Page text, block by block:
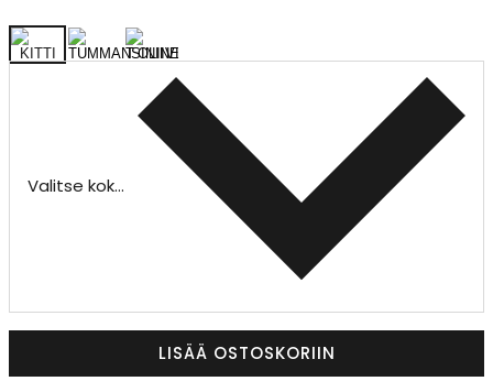
Valitse koko
LISÄÄ OSTOSKORIIN